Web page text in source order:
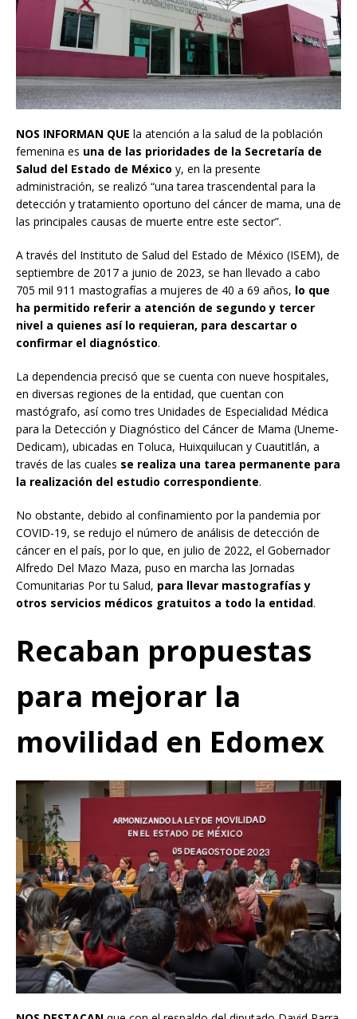
NOS INFORMAN QUE la atención a la salud de la población
femenina es una de las prioridades de la Secretaría de
Salud del Estado de México y, en la presente
administración, se realizó “una tarea trascendental para la
detección y tratamiento oportuno del cáncer de mama, una de
las principales causas de muerte entre este sector”.
A través del Instituto de Salud del Estado de México (ISEM), de
septiembre de 2017 a junio de 2023, se han llevado a cabo
705 mil 911 mastografías a mujeres de 40 a 69 años, lo que
ha permitido referir a atención de segundo y tercer
nivel a quienes así lo requieran, para descartar o
confirmar el diagnóstico.
La dependencia precisó que se cuenta con nueve hospitales,
en diversas regiones de la entidad, que cuentan con
mastógrafo, así como tres Unidades de Especialidad Médica
para la Detección y Diagnóstico del Cáncer de Mama (Uneme-
Dedicam), ubicadas en Toluca, Huixquilucan y Cuautitlán, a
través de las cuales se realiza una tarea permanente para
la realización del estudio correspondiente.
No obstante, debido al confinamiento por la pandemia por
COVID-19, se redujo el número de análisis de detección de
cáncer en el país, por lo que, en julio de 2022, el Gobernador
Alfredo Del Mazo Maza, puso en marcha las Jornadas
Comunitarias Por tu Salud, para llevar mastografías y
otros servicios médicos gratuitos a todo la entidad.
Recaban propuestas
para mejorar la
movilidad en Edomex